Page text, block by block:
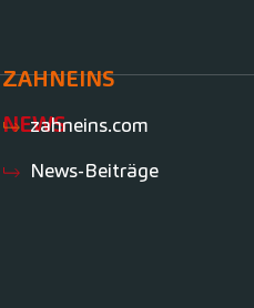
NEWS
News-Beiträge
ZAHNEINS
zahneins.com